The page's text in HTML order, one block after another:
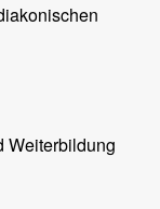
Weiterbildung